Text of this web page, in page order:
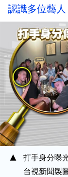
認識多位藝
打手身分曝
台視新聞製